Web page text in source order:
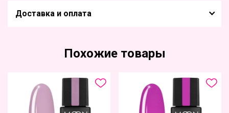
Доставка и оплата
Похожие товары